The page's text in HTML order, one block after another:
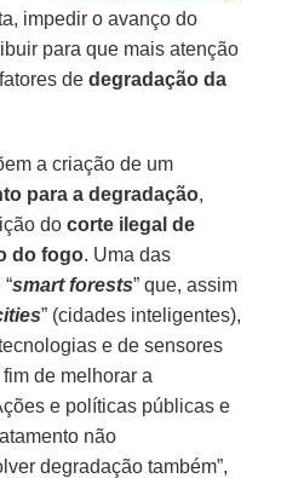
impedir o avanço do
para que mais atenção
dedegradação da
a criação de um
para a degradação,
docorte ilegal de
do fogo. Uma das
smart forests” que, assim
” (cidades inteligentes),
e de sensores
de melhorar a
e políticas públicas e
não
degradação também”,